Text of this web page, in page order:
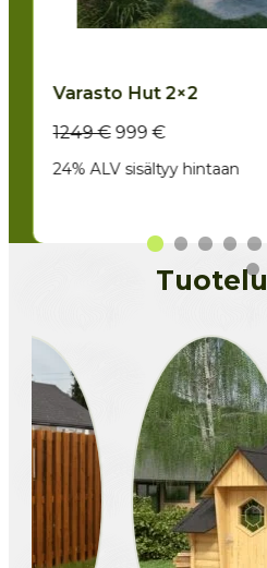
Varasto Hut 2×2
1249€ Alkuperäinen
oli:
999€Nykyinen
on:
24% ALV sisältyy hintaan